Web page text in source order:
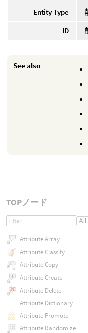
Entity Type
ID
See also
TOPノード
Attribute Array
Attribute Classify
Attribute Copy
Attribute Create
Attribute Delete
Attribute Dictionary
Attribute Promote
Attribute Randomize